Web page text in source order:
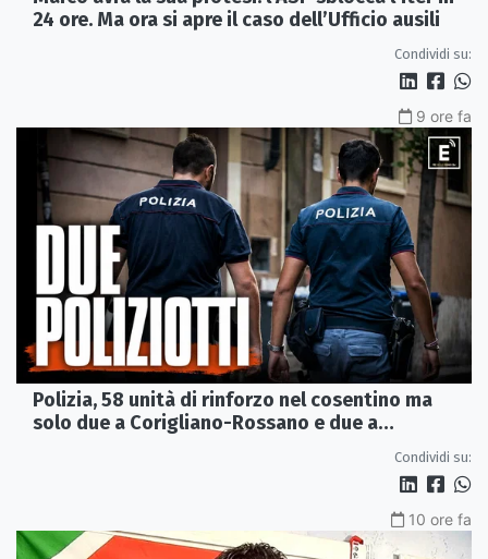
24 ore. Ma ora si apre il caso dell’Ufficio ausili
Condividi su:
9 ore fa
Polizia, 58 unità di rinforzo nel cosentino ma
solo due a Corigliano-Rossano e due a
Condividi su:
10 ore fa